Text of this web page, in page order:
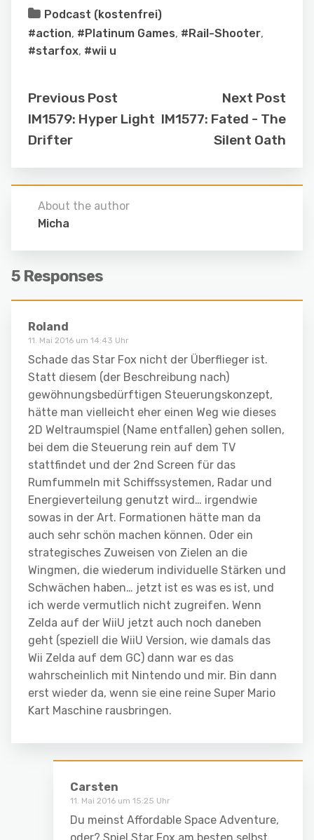
Podcast (kostenfrei)
#action, #Platinum Games, #Rail-Shooter,
#starfox, #wii u
Previous Post
IM1579: Hyper Light
Drifter
Next Post
IM1577: Fated - The
Silent Oath
About the author
Micha
5 Responses
Roland
11. Mai 2016 um 14:43 Uhr
Schade das Star Fox nicht der Überflieger ist.
Statt diesem (der Beschreibung nach)
gewöhnungsbedürftigen Steuerungskonzept,
hätte man vielleicht eher einen Weg wie dieses
2D Weltraumspiel (Name entfallen) gehen sollen,
bei dem die Steuerung rein auf dem TV
stattfindet und der 2nd Screen für das
Rumfummeln mit Schiffssystemen, Radar und
Energieverteilung genutzt wird… irgendwie
sowas in der Art. Formationen hätte man da
auch sehr schön machen können. Oder ein
strategisches Zuweisen von Zielen an die
Wingmen, die wiederum individuelle Stärken und
Schwächen haben… jetzt ist es was es ist, und
ich werde vermutlich nicht zugreifen. Wenn
Zelda auf der WiiU jetzt auch noch daneben
geht (speziell die WiiU Version, wie damals das
Wii Zelda auf dem GC) dann war es das
wahrscheinlich mit Nintendo und mir. Bin dann
erst wieder da, wenn sie eine reine Super Mario
Kart Maschine rausbringen.
Carsten
11. Mai 2016 um 15:25 Uhr
Du meinst Affordable Space Adventure,